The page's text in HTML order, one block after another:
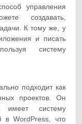
управления
создавать,
К тому же, у
и писать
систему
подходит как
проектов. Он
имеет систему
в WordPress, что